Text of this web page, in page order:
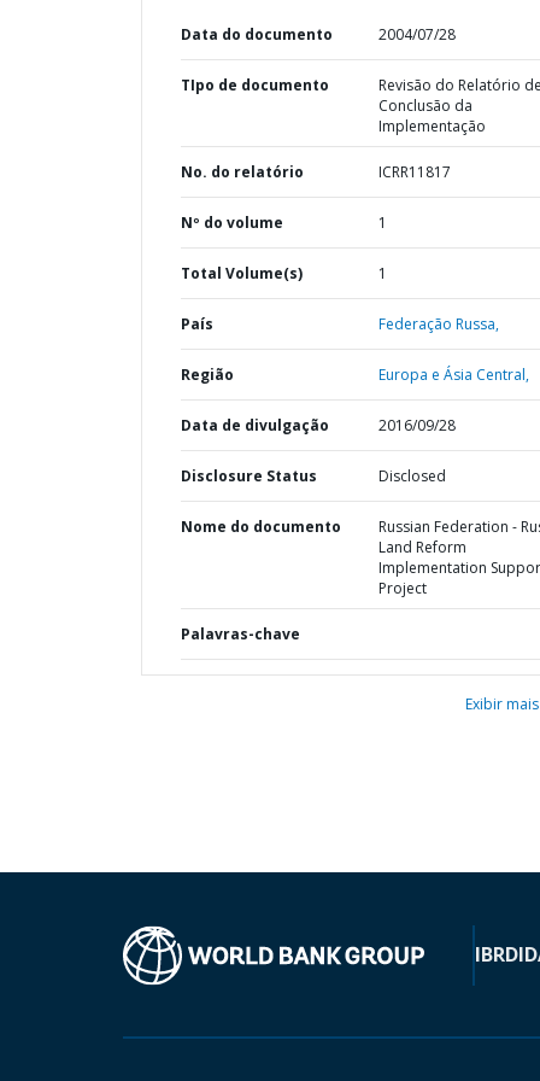
Data do documento 2004/07/28
TIpo de documento
Revisão do Relatório de
Conclusão da
Implementação
No. do relatório ICRR11817
Nº do volume 1
Total Volume(s) 1
País Federação Russa,
Região Europa e Ásia Central,
Data de divulgação 2016/09/28
Disclosure Status Disclosed
Nome do documento
Russian Federation -
Land Reform
Implementation
Project
Palavras-chave
Exibir mais
IBRD